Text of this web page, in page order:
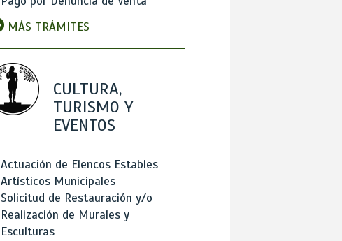
MÁS TRÁMITES
CULTURA,
TURISMO Y
EVENTOS
Actuación de Elencos Estables
Artísticos Municipales
Solicitud de Restauración y/o
Realización de Murales y
Esculturas